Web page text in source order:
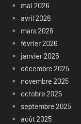
mai 2026
avril 2026
mars 2026
février 2026
janvier 2026
décembre 2025
novembre 2025
octobre 2025
septembre 2025
août 2025